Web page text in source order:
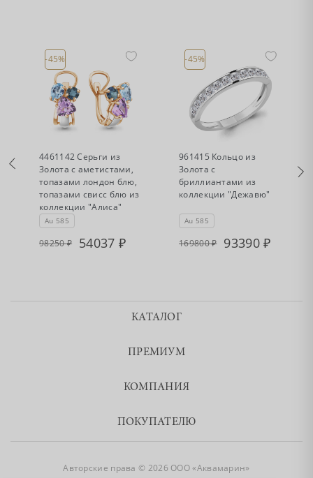
-45%
4461142 Серьги из
Золота с аметистами,
топазами лондон блю,
топазами свисс блю из
коллекции "Алиса"
Au 585
98250 54037
-45%
961415 Кольцо из
Золота с
бриллиантами из
коллекции "Дежавю"
Au 585
169800 93390
КАТАЛОГ
ПРЕМИУМ
КОМПАНИЯ
ПОКУПАТЕЛЮ
Авторские права © 2026 ООО «Аквамарин»